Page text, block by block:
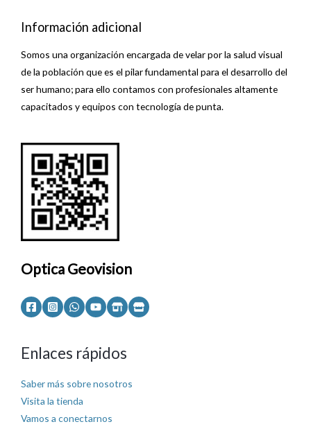
Información adicional
Somos una organización encargada de velar por la salud visual
de la población que es el pilar fundamental para el desarrollo del
ser humano; para ello contamos con profesionales altamente
capacitados y equipos con tecnología de punta.
Optica Geovision
Enlaces rápidos
Saber más sobre nosotros
Visita la tienda
Vamos a conectarnos